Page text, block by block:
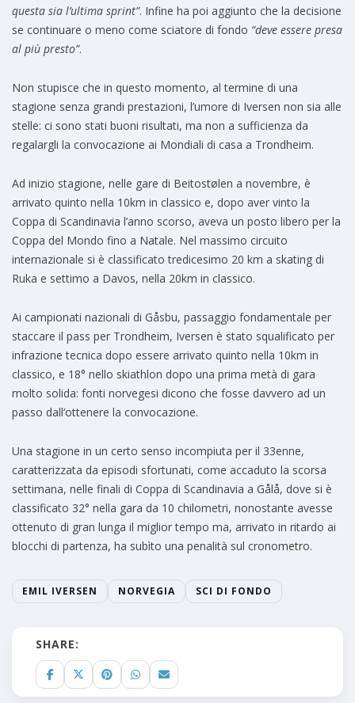
questa sia l’ultima sprint”. Infine ha poi aggiunto che la decisione
se continuare o meno come sciatore di fondo “deve essere presa
al più presto”.
Non stupisce che in questo momento, al termine di una
stagione senza grandi prestazioni, l’umore di Iversen non sia alle
stelle: ci sono stati buoni risultati, ma non a sufficienza da
regalargli la convocazione ai Mondiali di casa a Trondheim.
Ad inizio stagione, nelle gare di Beitostølen a novembre, è
arrivato quinto nella 10km in classico e, dopo aver vinto la
Coppa di Scandinavia l’anno scorso, aveva un posto libero per la
Coppa del Mondo fino a Natale. Nel massimo circuito
internazionale si è classificato tredicesimo 20 km a skating di
Ruka e settimo a Davos, nella 20km in classico.
Ai campionati nazionali di Gåsbu, passaggio fondamentale per
staccare il pass per Trondheim, Iversen è stato squalificato per
infrazione tecnica dopo essere arrivato quinto nella 10km in
classico, e 18° nello skiathlon dopo una prima metà di gara
molto solida: fonti norvegesi dicono che fosse davvero ad un
passo dall’ottenere la convocazione.
Una stagione in un certo senso incompiuta per il 33enne,
caratterizzata da episodi sfortunati, come accaduto la scorsa
settimana, nelle finali di Coppa di Scandinavia a Gålå, dove si è
classificato 32° nella gara da 10 chilometri, nonostante avesse
ottenuto di gran lunga il miglior tempo ma, arrivato in ritardo ai
blocchi di partenza, ha subìto una penalità sul cronometro.
EMIL IVERSEN NORVEGIA SCI DI FONDO
SHARE: